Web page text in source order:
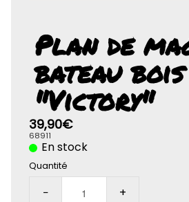
Plan de
bateau bois
"Victory"
39,90€
68911
En stock
Quantité
− +